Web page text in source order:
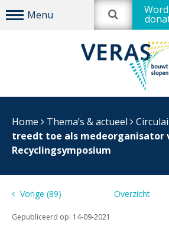
Home Thema’s & actueel
treedt toe als medeorganisator
Recyclingsymposium
Vorige (89) Overzicht
Gepubliceerd op: 14-09-2021